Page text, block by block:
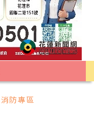
防專區